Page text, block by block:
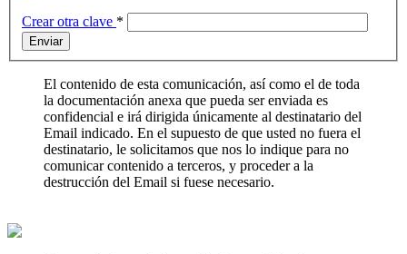
Crear otra clave *
Enviar
El contenido de esta comunicación, así como el de toda
la documentación anexa que pueda ser enviada es
confidencial e irá dirigida únicamente al destinatario del
Email indicado. En el supuesto de que usted no fuera el
destinatario, le solicitamos que nos lo indique para no
comunicar contenido a terceros, y proceder a la
destrucción del Email si fuese necesario.